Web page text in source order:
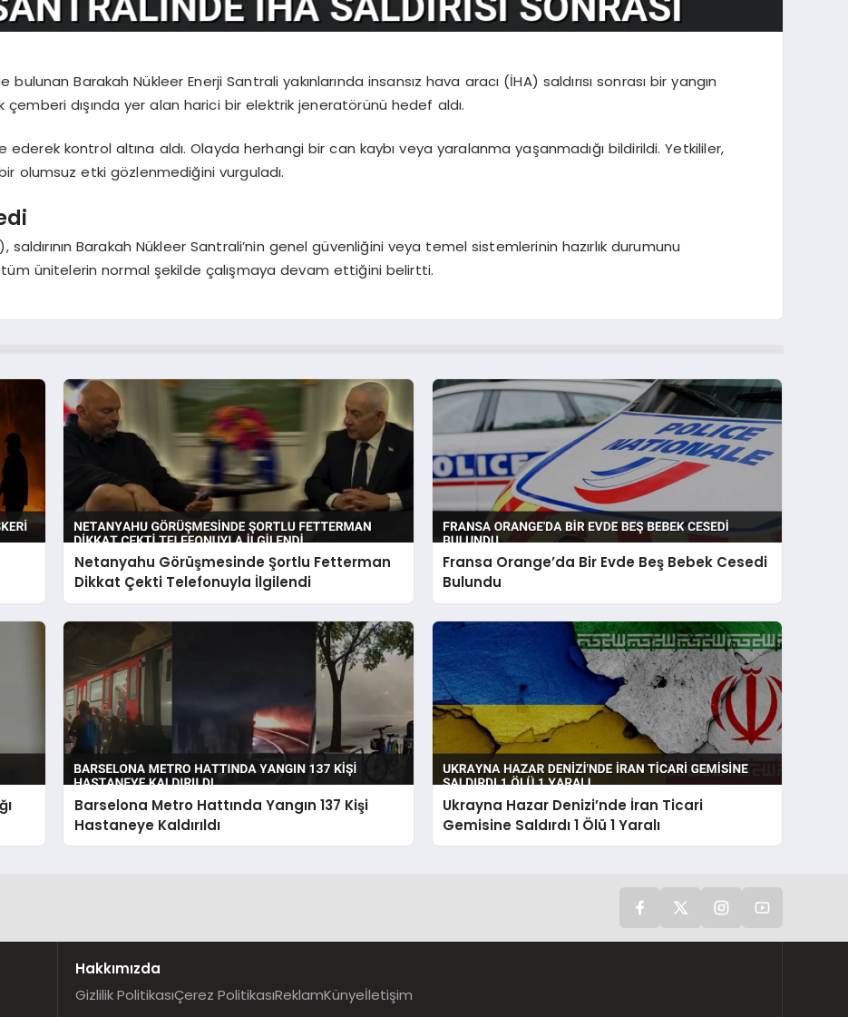
Barakah Nükleer Enerji Santrali yakınlarında insansız hava aracı (İHA) saldırısı sonrası bir yangın
çemberi dışında yer alan harici bir elektrik jeneratörünü hedef aldı.
ederek kontrol altına aldı. Olayda herhangi bir can kaybı veya yaralanma yaşanmadığı bildirildi. Yetkililer,
olumsuz etki gözlenmediğini vurguladı.
saldırının Barakah Nükleer Santrali’nin genel güvenliğini veya temel sistemlerinin hazırlık durumunu
tüm ünitelerin normal şekilde çalışmaya devam ettiğini belirtti.
Netanyahu Görüşmesinde Şortlu Fetterman
Dikkat Çekti Telefonuyla İlgilendi
Fransa Orange’da Bir Evde Beş Bebek Cesedi
Bulundu
Barselona Metro Hattında Yangın 137 Kişi
Hastaneye Kaldırıldı
Ukrayna Hazar Denizi’nde İran Ticari
Gemisine Saldırdı 1 Ölü 1 Yaralı
Hakkımızda
Gizlilik PolitikasıÇerez PolitikasıReklamKünyeİletişim